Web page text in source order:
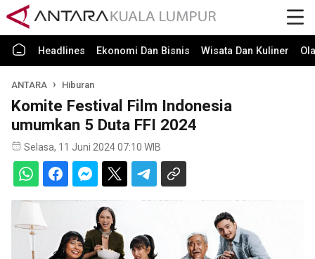
Headlines Ekonomi Dan Bisnis Wisata Dan Kuliner
ANTARA Hiburan
Komite Festival Film Indonesia
umumkan 5 Duta FFI 2024
Selasa, 11 Juni 2024 07:10 WIB